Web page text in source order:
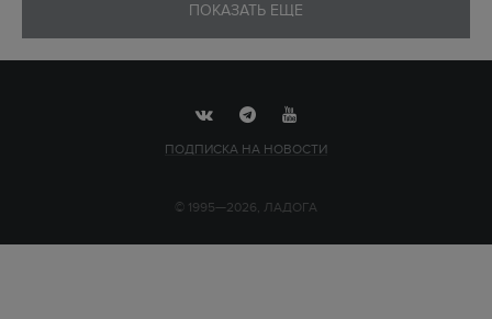
ПОКАЗАТЬ ЕЩЕ
ПОДПИСКА НА НОВОСТИ
© 1995—2026, ЛАДОГА